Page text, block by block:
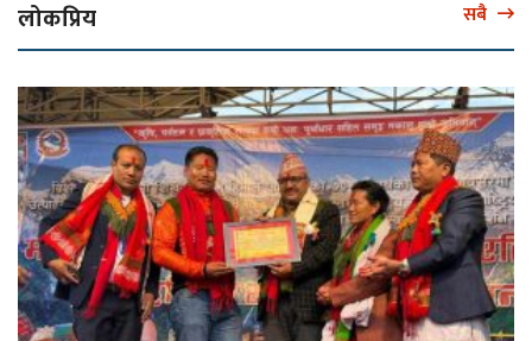
लोकप्रिय सबै